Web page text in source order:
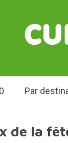
Par
de la